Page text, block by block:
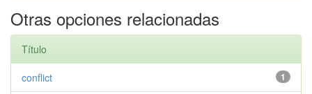
Otras opciones relacionadas
Título
1
conflict